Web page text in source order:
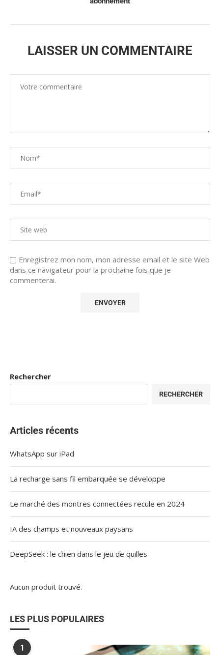
LAISSER UN COMMENTAIRE
Enregistrez mon nom, mon adresse email et le site Web
dans ce navigateur pour la prochaine fois que je
commenterai.
Rechercher
RECHERCHER
Articles récents
WhatsApp sur iPad
La recharge sans fil embarquée se développe
Le marché des montres connectées recule en 2024
IA des champs et nouveaux paysans
DeepSeek : le chien dans le jeu de quilles
Aucun produit trouvé.
LES PLUS POPULAIRES
1